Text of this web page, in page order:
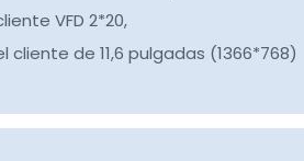
VFD 2*20,
cliente de 11,6 pulgadas (1366*768)